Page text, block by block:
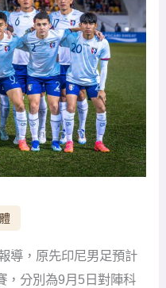
導，原先印尼男足預計
，分別為9月5日對陣科